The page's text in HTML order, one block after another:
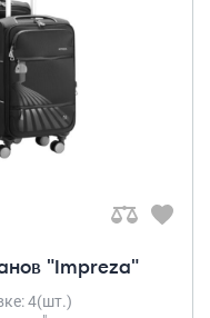
"Impreza"
4(шт.)